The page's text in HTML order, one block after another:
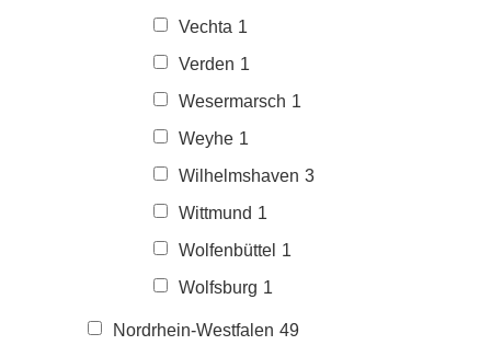
Vechta 1
Verden 1
Wesermarsch 1
Weyhe 1
Wilhelmshaven 3
Wittmund 1
Wolfenbüttel 1
Wolfsburg 1
Nordrhein-Westfalen 49